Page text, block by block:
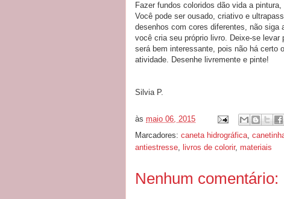
Fazer fundos coloridos dão vida a pintura,
Você pode ser ousado, criativo e
desenhos com cores diferentes, não siga
você cria seu próprio livro. Deixe-se levar
será bem interessante, pois não há certo
atividade. Desenhe livremente e pinte!
Silvia P.
às maio 06, 2015
Marcadores: caneta hidrográfica,
antiestresse, livros de colorir, materiais
Nenhum comentário: